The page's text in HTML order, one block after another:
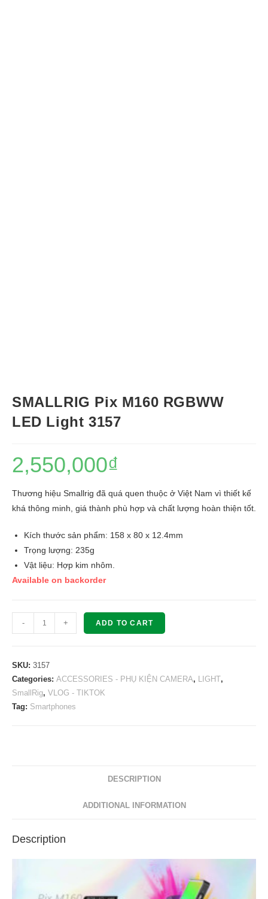
SMALLRIG Pix M160 RGBWW
LED Light 3157
2,550,000₫
Thương hiệu Smallrig đã quá quen thuộc ở Việt Nam vì thiết kế
khá thông minh, giá thành phù hợp và chất lượng hoàn thiện tốt.
Kích thước sản phẩm: 158 x 80 x 12.4mm
Trọng lượng: 235g
Vật liệu: Hợp kim nhôm.
Available on backorder
SMALLRIG
Pix
RGBWW
LED
Light
3157
- + ADD TO CART
SKU: 3157
Categories: ACCESSORIES - PHỤ KIỆN CAMERA, LIGHT,
SmallRig, VLOG - TIKTOK
Tag: Smartphones
DESCRIPTION
ADDITIONAL INFORMATION
Description